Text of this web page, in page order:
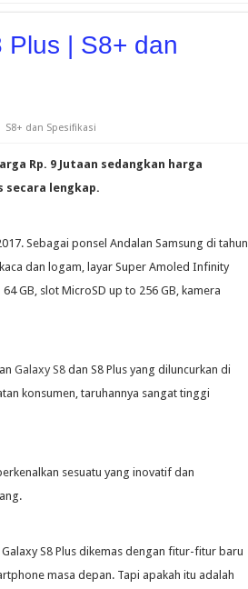
Plus | S8+ dan
S8+ dan Spesifikasi
Rp. 9 Jutaan sedangkan harga
secara lengkap.
Sebagai ponsel Andalan Samsung di tahun
dan logam, layar Super Amoled Infinity
GB, slot MicroSD up to 256 GB, kamera
Galaxy S8dan S8 Plus yang diluncurkan di
konsumen, taruhannya sangat tinggi
sesuatu yang inovatif dan
S8 Plus dikemas dengan fitur-fitur baru
masa depan. Tapi apakah itu adalah